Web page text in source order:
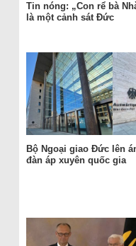
Tin nóng: „Con rể bà
là một cảnh sát Đức
Bộ Ngoại giao Đức lên
đàn áp xuyên quốc gia